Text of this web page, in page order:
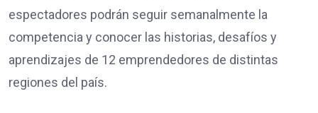
espectadores podrán seguir semanalmente la
competencia y conocer las historias, desafíos y
aprendizajes de 12 emprendedores de distintas
regiones del país.